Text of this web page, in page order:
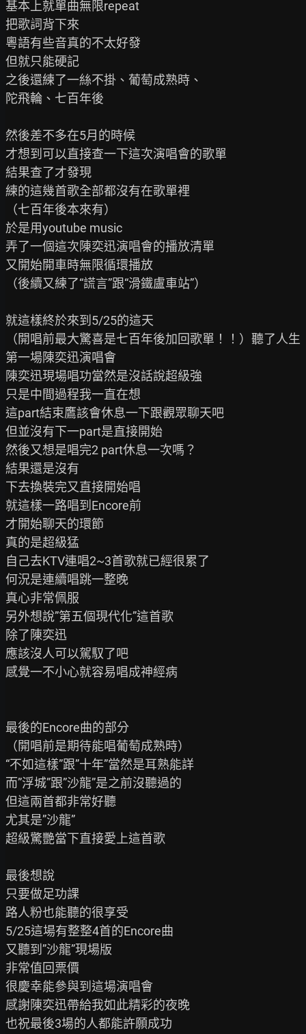
基本上就單曲無限repeat
把歌詞背下來
粵語有些音真的不太好發
但就只能硬記
之後還練了一絲不掛、葡萄成熟時、
陀飛輪、七百年後
然後差不多在5月的時候
才想到可以直接查一下這次演唱會的歌單
結果查了才發現
練的這幾首歌全部都沒有在歌單裡
（七百年後本來有）
於是用youtube music
弄了一個這次陳奕迅演唱會的播放清單
又開始開車時無限循環播放
（後續又練了“謊言”跟“滑鐵盧車站”）
就這樣終於來到5/25的這天
（開唱前最大驚喜是七百年後加回歌單！！）聽了人生
第一場陳奕迅演唱會
陳奕迅現場唱功當然是沒話說超級強
只是中間過程我一直在想
這part結束鷹該會休息一下跟觀眾聊天吧
但並沒有下一part是直接開始
然後又想是唱完2 part休息一次嗎？
結果還是沒有
下去換裝完又直接開始唱
就這樣一路唱到Encore前
才開始聊天的環節
真的是超級猛
自己去KTV連唱2~3首歌就已經很累了
何況是連續唱跳一整晚
真心非常佩服
另外想說”第五個現代化”這首歌
除了陳奕迅
應該沒人可以駕馭了吧
感覺一不小心就容易唱成神經病
最後的Encore曲的部分
（開唱前是期待能唱葡萄成熟時）
“不如這樣”跟”十年”當然是耳熟能詳
而”浮城”跟”沙龍”是之前沒聽過的
但這兩首都非常好聽
尤其是”沙龍”
超級驚艷當下直接愛上這首歌
最後想說
只要做足功課
路人粉也能聽的很享受
5/25這場有整整4首的Encore曲
又聽到”沙龍”現場版
非常值回票價
很慶幸能參與到這場演唱會
感謝陳奕迅帶給我如此精彩的夜晚
也祝最後3場的人都能許願成功